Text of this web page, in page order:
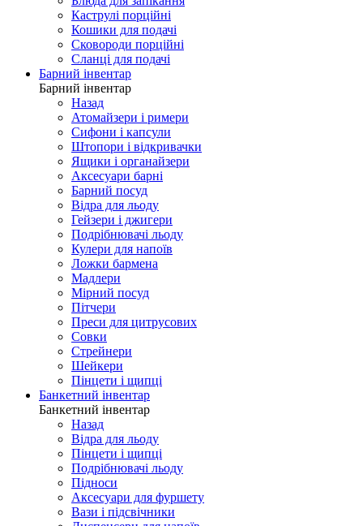
Каструлі порційні
Кошики для подачі
Сковороди порційні
Сланці для подачі
Барний інвентар
Барний інвентар
Назад
Атомайзери і римери
Сифони і капсули
Штопори і відкривачки
Ящики і органайзери
Аксесуари барні
Барний посуд
Відра для льоду
Гейзери і джигери
Подрібнювачі льоду
Кулери для напоїв
Ложки бармена
Мадлери
Мірний посуд
Пітчери
Преси для цитрусових
Совки
Стрейнери
Шейкери
Пінцети і щипці
Банкетний інвентар
Банкетний інвентар
Назад
Відра для льоду
Пінцети і щипці
Подрібнювачі льоду
Підноси
Аксесуари для фуршету
Вази і підсвічники